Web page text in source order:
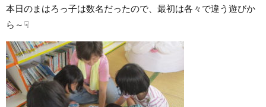
本日のまはろっ子は数名だったので、最初は各々で違う遊びか
ら～☟